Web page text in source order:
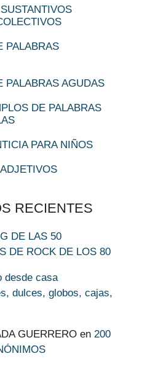
PALABRAS
PALABRAS AGUDAS
DE PALABRAS
PARA NIÑOS
RECIENTES
DE LAS 50
DE ROCK DE LOS 80
desde casa
dulces, globos, cajas,
GUERRERO en 200